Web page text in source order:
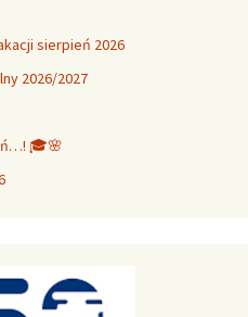
sierpień 2026
2026/2027
🎓🌸